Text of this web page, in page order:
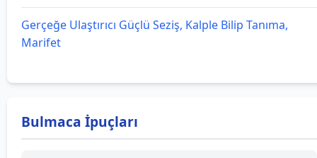
Gerçeğe Ulaştırıcı Güçlü Seziş, Kalple Bilip Tanıma,
Marifet
Bulmaca İpuçları